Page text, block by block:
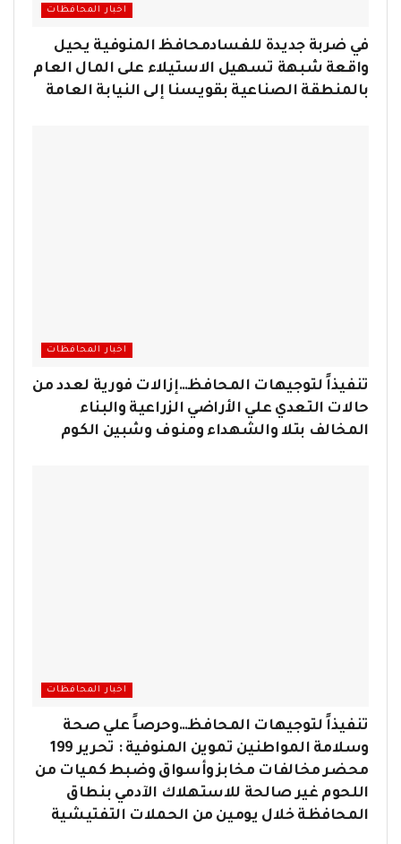
اخبار المحافظات
في ضربة جديدة للفسادمحافظ المنوفية يحيل
واقعة شبهة تسهيل الاستيلاء على المال العام
بالمنطقة الصناعية بقويسنا إلى النيابة العامة
اخبار المحافظات
تنفيذاً لتوجيهات المحافظ…إزالات فورية لعدد من
حالات التعدي علي الأراضي الزراعية والبناء
المخالف بتلا والشهداء ومنوف وشبين الكوم
اخبار المحافظات
تنفيذاً لتوجيهات المحافظ…وحرصاً علي صحة
وسلامة المواطنين تموين المنوفية : تحرير 199
محضر مخالفات مخابز وأسواق وضبط كميات من
اللحوم غير صالحة للاستهلاك الآدمي بنطاق
المحافظة خلال يومين من الحملات التفتيشية